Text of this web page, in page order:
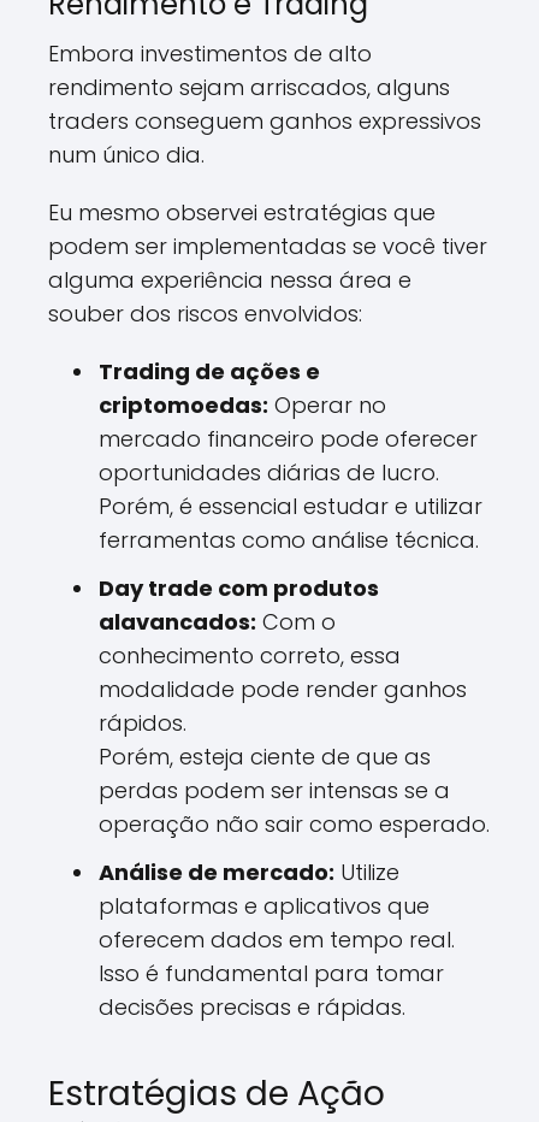
Embora investimentos de alto
rendimento sejam arriscados, alguns
traders conseguem ganhos expressivos
num único dia.
Eu mesmo observei estratégias que
podem ser implementadas se você tiver
alguma experiência nessa área e
souber dos riscos envolvidos:
Trading de ações e
criptomoedas: Operar no
mercado financeiro pode oferecer
oportunidades diárias de lucro.
Porém, é essencial estudar e utilizar
ferramentas como análise técnica.
Day trade com produtos
alavancados: Com o
conhecimento correto, essa
modalidade pode render ganhos
rápidos.
Porém, esteja ciente de que as
perdas podem ser intensas se a
operação não sair como esperado.
Análise de mercado: Utilize
plataformas e aplicativos que
oferecem dados em tempo real.
Isso é fundamental para tomar
decisões precisas e rápidas.
Estratégias de Ação